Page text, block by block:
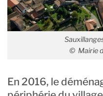
© Mairie
En 2016, le